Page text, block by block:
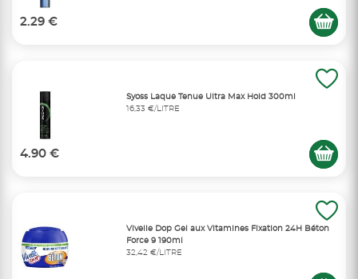
2.29 €
Syoss Laque Tenue Ultra Max Hold 300ml
16,33 €/LITRE
4.90 €
Vivelle Dop Gel aux Vitamines Fixation 24H Béton
Force 9 190ml
32,42 €/LITRE